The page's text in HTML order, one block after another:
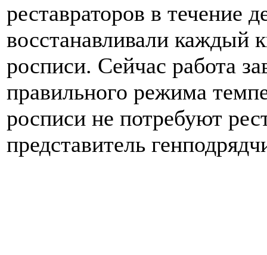
реставраторов в течение
восстанавливали каждый
росписи. Сейчас работа
правильного режима
росписи не потребуют
представитель